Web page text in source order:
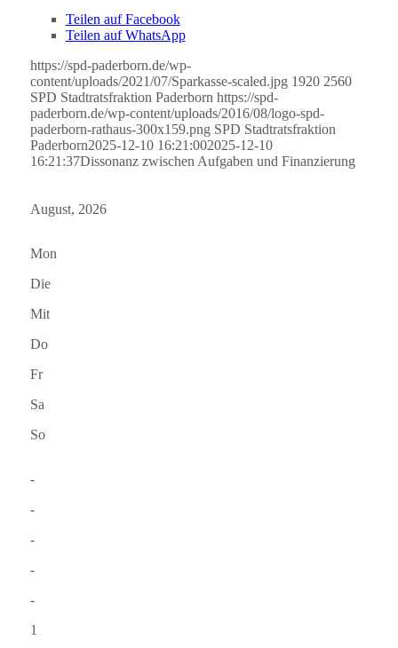
Teilen auf Facebook
Teilen auf WhatsApp
https://spd-paderborn.de/wp-
content/uploads/2021/07/Sparkasse-scaled.jpg 1920 2560
SPD Stadtratsfraktion Paderborn https://spd-
paderborn.de/wp-content/uploads/2016/08/logo-spd-
paderborn-rathaus-300x159.png SPD Stadtratsfraktion
Paderborn2025-12-10 16:21:002025-12-10
16:21:37Dissonanz zwischen Aufgaben und Finanzierung
August, 2026
Mon
Die
Mit
Do
Fr
Sa
So
-
-
-
-
-
1